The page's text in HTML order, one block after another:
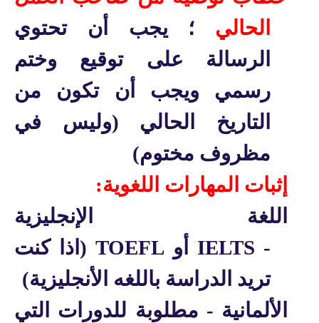
الحالي ؛ يجب أن تحتوي
الرسالة على توقيع وختم
رسمي ويجب أن تكون من
التاريخ الحالي (وليس في
مظروف مختوم)
إثبات المهارات اللغوية:
اللغة الإنجليزية
-
IELTS أو TOEFL (اذا كنت
تريد الدراسة باللغه الأنجليزية)
الألمانية - مطلوبة للدورات التي